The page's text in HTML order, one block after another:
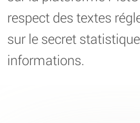
respect des textes
sur le secret
informations.